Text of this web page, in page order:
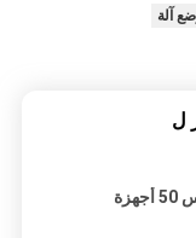
آلة
ل
آلة تحميل ووضع 4 رؤوس 50 أجهزة